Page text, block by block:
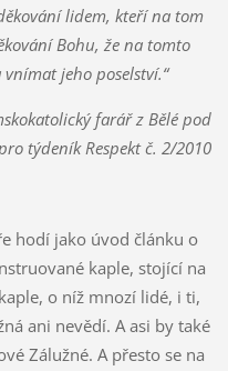
lidem, kteří na tom
Bohu, že na tomto
jeho poselství.“
farář z Bělé pod
týdeník Respekt č. 2/2010
hodí jako úvod článku o
kaple, stojící na
o níž mnozí lidé, i ti,
ani nevědí. A asi by také
Zálužné. A přesto se na